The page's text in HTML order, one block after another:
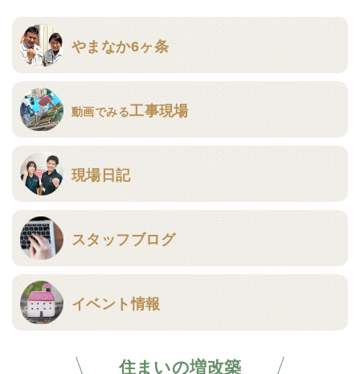
やまなか6ヶ条
動画でみる工事現場
現場日記
スタッフブログ
イベント情報
住まいの増改築